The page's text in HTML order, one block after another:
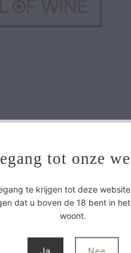
Het is een
tot onze
te krijgen tot deze
dat u boven de 18 bent in
woont.